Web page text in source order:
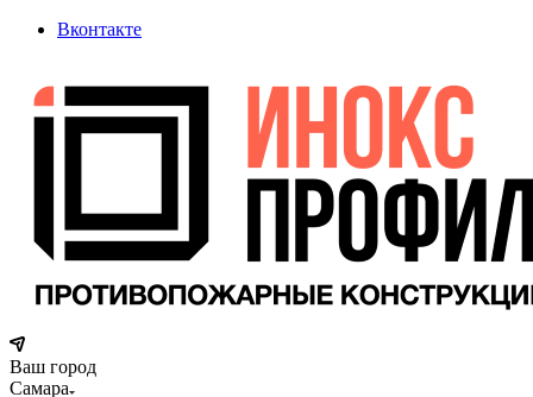
Вконтакте
Ваш город
Самара